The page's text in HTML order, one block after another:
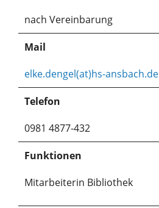
nach Vereinbarung
Mail
elke.dengel(at)hs-ansbach.de
Telefon
0981 4877-432
Funktionen
Mitarbeiterin Bibliothek